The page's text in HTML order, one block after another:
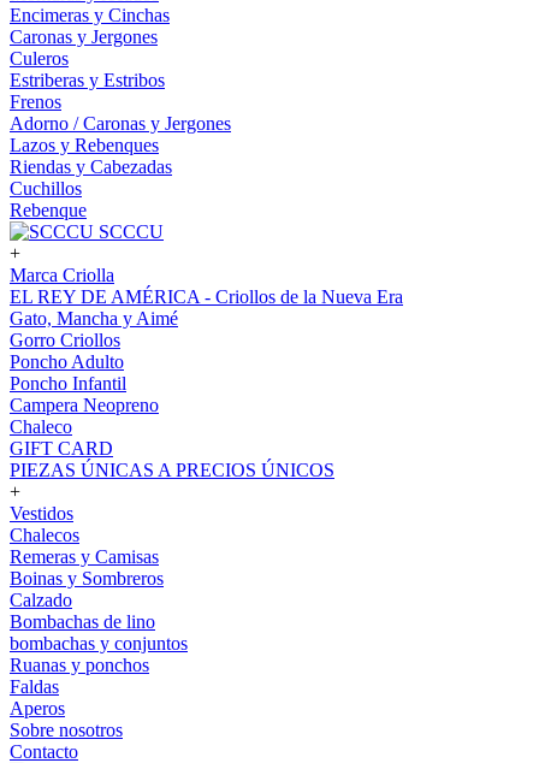
Encimeras y Cinchas
Caronas y Jergones
Culeros
Estriberas y Estribos
Frenos
Adorno / Caronas y Jergones
Lazos y Rebenques
Riendas y Cabezadas
Cuchillos
Rebenque
SCCCU
+
Marca Criolla
EL REY DE AMÉRICA - Criollos de la Nueva Era
Gato, Mancha y Aimé
Gorro Criollos
Poncho Adulto
Poncho Infantil
Campera Neopreno
Chaleco
GIFT CARD
PIEZAS ÚNICAS A PRECIOS ÚNICOS
+
Vestidos
Chalecos
Remeras y Camisas
Boinas y Sombreros
Calzado
Bombachas de lino
bombachas y conjuntos
Ruanas y ponchos
Faldas
Aperos
Sobre nosotros
Contacto